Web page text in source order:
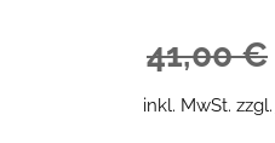
41,00€
inkl. MwSt. zzgl.